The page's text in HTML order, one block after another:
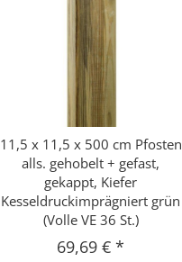
Schnellkauf
11,5 x 11,5 x 500 cm Pfosten
alls. gehobelt + gefast,
gekappt, Kiefer
Kesseldruckimprägniert grün
(Volle VE 36 St.)
69,69 €*